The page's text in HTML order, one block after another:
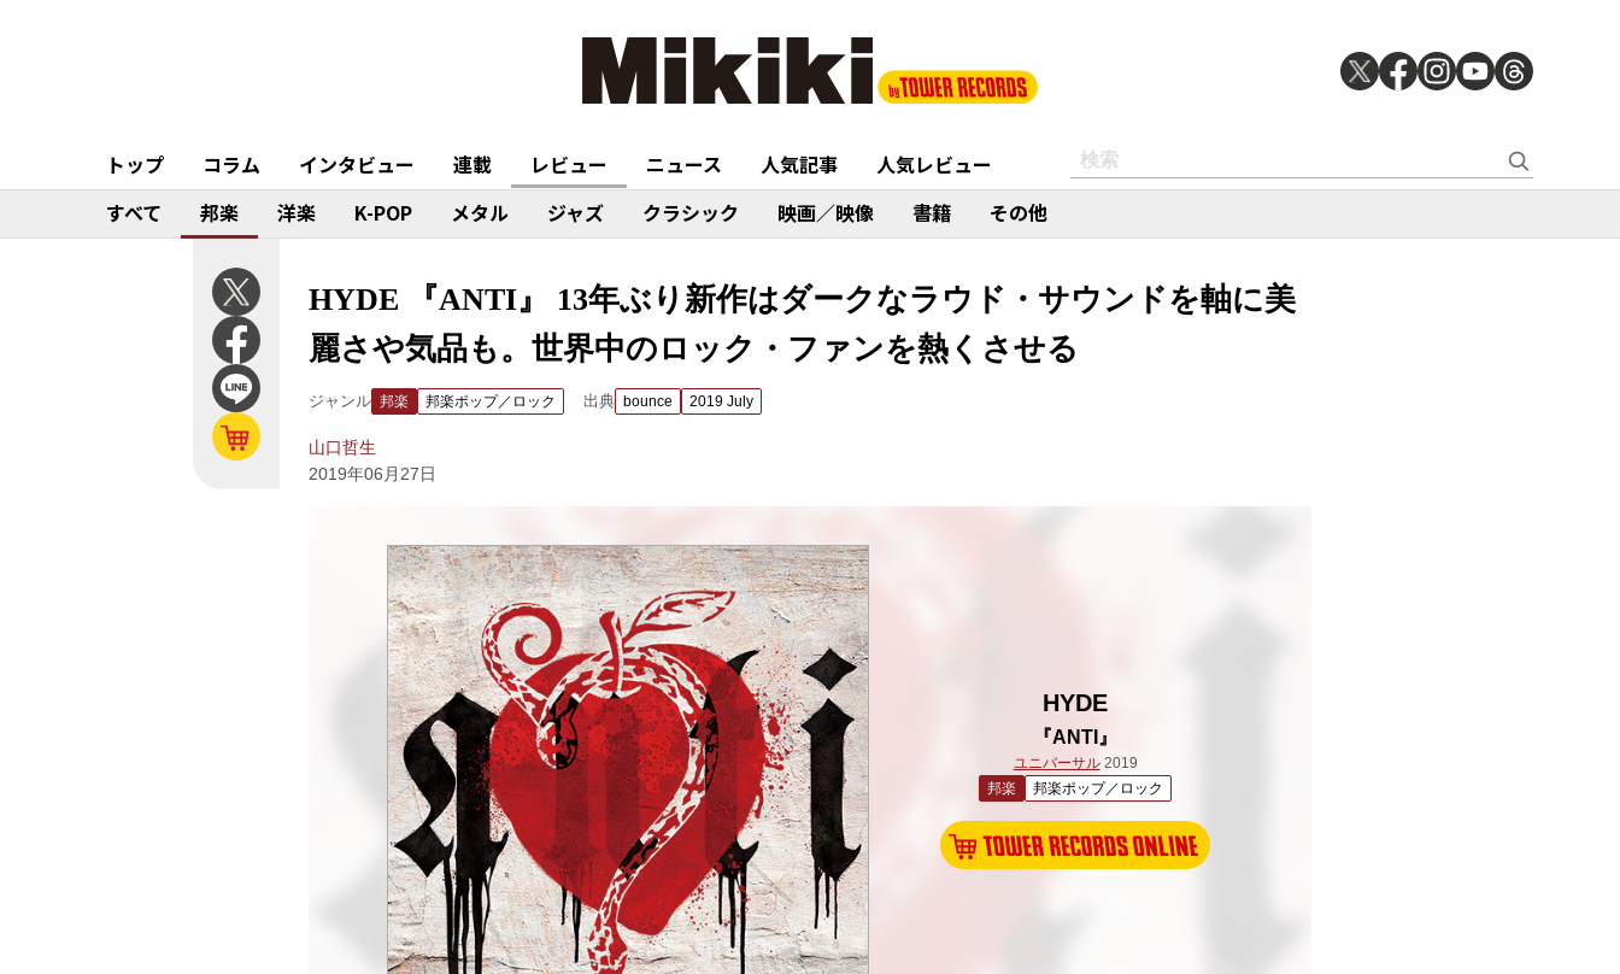
トップ コラム インタビュー 連載 レビュー ニュース 人気記事
人気レビュー
すべて
邦楽 洋楽 K-POP メタル ジャズ クラシック 映画／映像 書籍 その他
HYDE 『ANTI』 13年ぶり新作はダークなラウド・サウンドを軸に美
麗さや気品も。世界中のロック・ファンを熱くさせる
ジャンル 邦楽 邦楽ポップ／ロック 出典 bounce 2019 July
山口哲生
2019年06月27日
HYDE
『ANTI』
ユニバーサル2019
邦楽
邦楽ポップ／ロック